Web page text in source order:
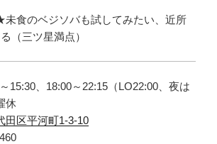
食のベジソバも試してみたい、近所
（三ツ星満点）
15:30、18:00～22:15（LO22:00、夜は
休
田区平河町1-3-10